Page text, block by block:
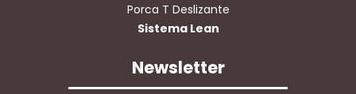
Porca T Deslizante
Sistema Lean
Newsletter